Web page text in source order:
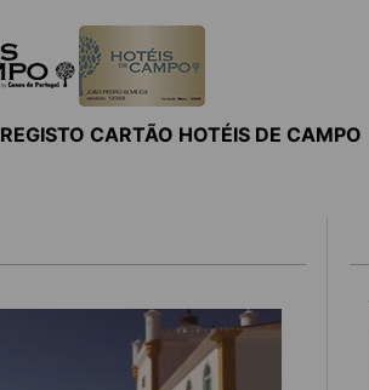
REGISTO CARTÃO HOTÉIS DE CAMPO